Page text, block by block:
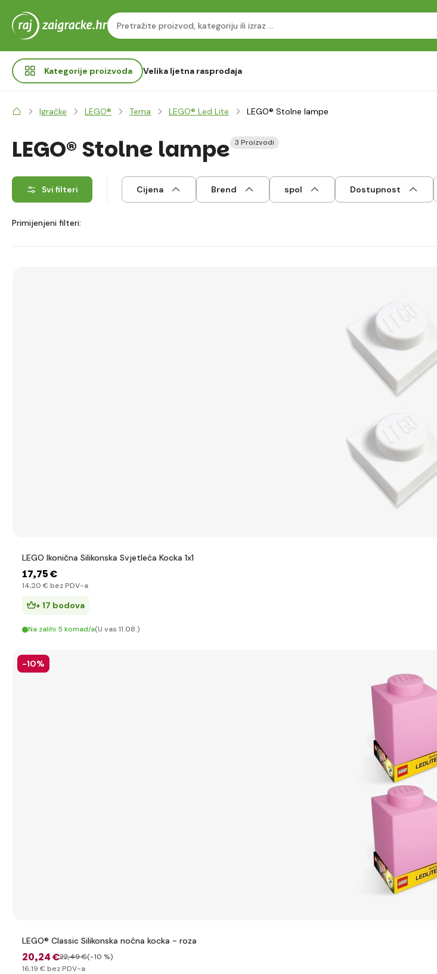
Kategorije proizvoda Velika ljetna rasprodaja
Igračke LEGO® Tema LEGO® Led Lite LEGO® Stolne lampe
LEGO® Stolne lampe 3 Proizvodi
Svi filteri Cijena Brend spol Dostupnost
Primijenjeni filteri:
LEGO Ikonična Silikonska Svjetleća Kocka 1x1
17,75 €
14,20 € bez PDV-a
+ 17 bodova
Na zalihi 5 komad/a(U vas 11.08.)
-10%
LEGO® Classic Silikonska noćna kocka - roza
20,24 €22,49 €(-10 %)
16,19 € bez PDV-a